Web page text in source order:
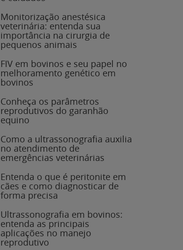
Monitorização anestésica
veterinária: entenda sua
importância na cirurgia de
pequenos animais
FIV em bovinos e seu papel no
melhoramento genético em
bovinos
Conheça os parâmetros
reprodutivos do garanhão
equino
Como a ultrassonografia auxilia
no atendimento de
emergências veterinárias
Entenda o que é peritonite em
cães e como diagnosticar de
forma precisa
Ultrassonografia em bovinos:
entenda as principais
aplicações no manejo
reprodutivo